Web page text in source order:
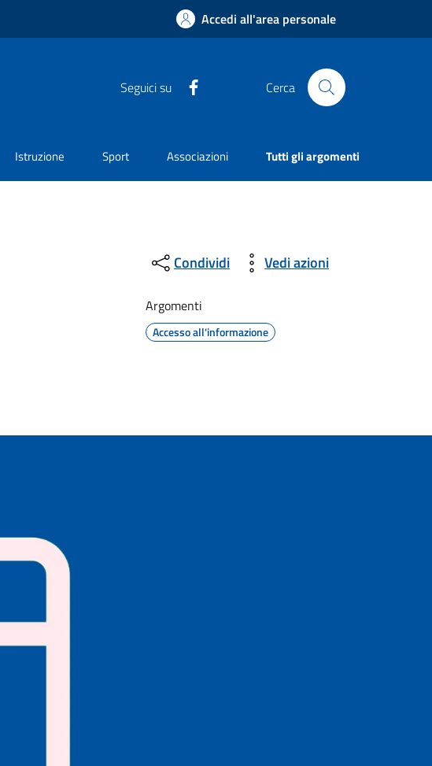
Accedi all'area personale
Seguici su Cerca
Istruzione Sport Associazioni Tutti gli argomenti
Condividi Vedi azioni
Argomenti
Accesso all'informazione